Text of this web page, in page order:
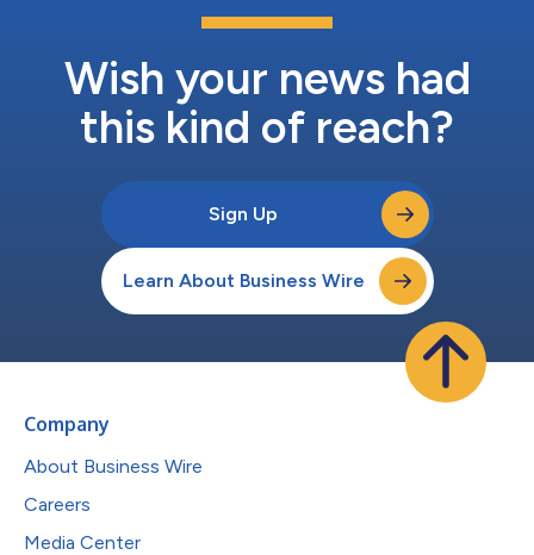
如下目标指令： “点击‘加入购物车’，并验证发送至 /api/cart 的请
求返回 200 状态码。” “执行结账流程，并验证控制台未出现任何
Wish your news had
this kind of reach?
Sign Up
Learn About Business Wire
Company
About Business Wire
Careers
Media Center